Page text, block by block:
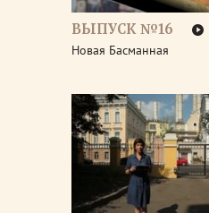
ВЫПУСК №16
Новая Басманная